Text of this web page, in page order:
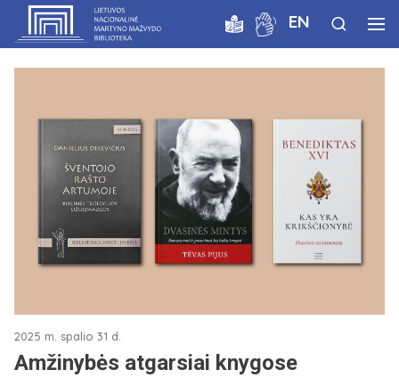
EN
2025 m. spalio 31 d.
Amžinybės atgarsiai knygose